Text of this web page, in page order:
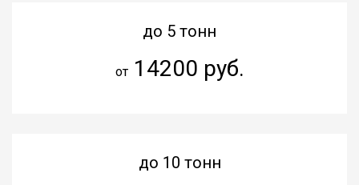
до 5 тонн
от14200 руб.
до 10 тонн